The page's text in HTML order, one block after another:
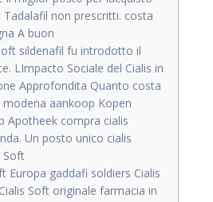
Tadalafil non prescritti. costa
A buon
sildenafil fu introdotto il
LImpacto Sociale del Cialis in
Approfondita Quanto costa
aankoop Kopen
Apotheek compra cialis
Un posto unico cialis
Soft
Europa gaddafi soldiers Cialis
Soft originale farmacia in